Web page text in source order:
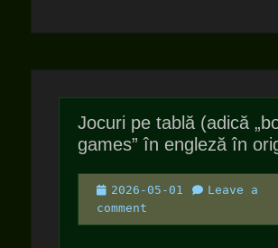
Jocuri pe tablă (adică
games” în engleză în
Posted
on
2026-05-01
Leave a
comment